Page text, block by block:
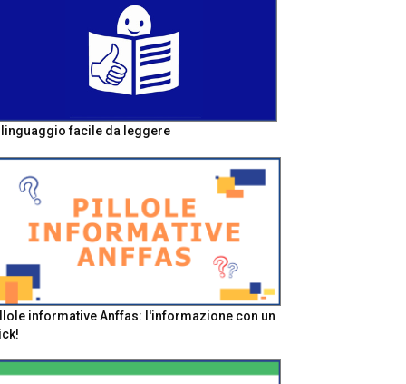
facile da leggere
informative Anffas: l'informazione con un